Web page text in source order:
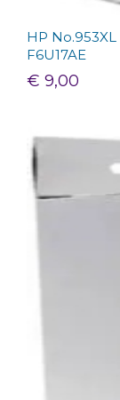
HP
F6U17AE
€ 9,00